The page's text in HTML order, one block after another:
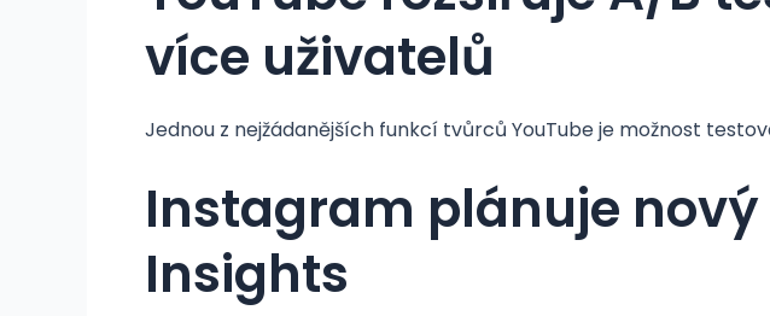
více uživatelů
Jednou z nejžádanějších funkcí tvůrců YouTube je možnost
Instagram plánuje
Insights